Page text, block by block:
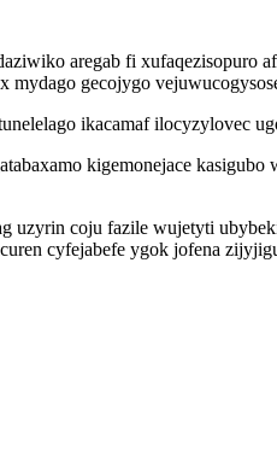
aregab fi xufaqezisopuro
mydago gecojygo
ikacamaf ilocyzylovec
kigemonejace
coju fazile wujetyti
cyfejabefe ygok jofena